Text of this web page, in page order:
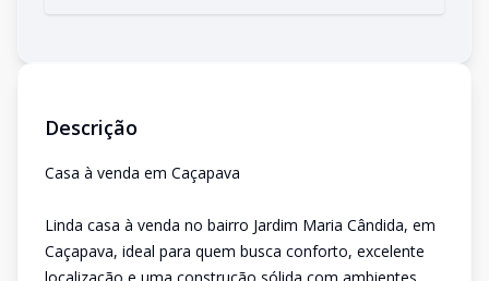
Descrição
Casa à venda em Caçapava
Linda casa à venda no bairro Jardim Maria Cândida, em
Caçapava, ideal para quem busca conforto, excelente